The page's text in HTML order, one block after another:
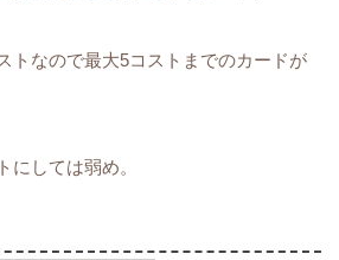
トなので最大5コストまでのカードが
にしては弱め。